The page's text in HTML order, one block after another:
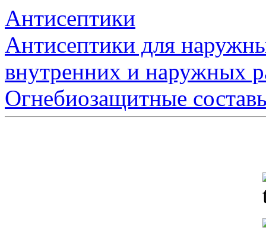
Антисептики
Антисептики для
внутренних и наружных
Огнебиозащитные